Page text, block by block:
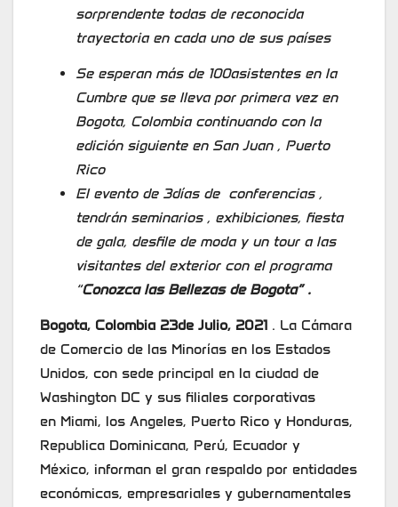
sorprendente todas de reconocida
trayectoria en cada uno de sus países
Se esperan más de 100asistentes en la
Cumbre que se lleva por primera vez en
Bogota, Colombia continuando con la
edición siguiente en San Juan , Puerto
Rico
El evento de 3días de conferencias ,
tendrán seminarios , exhibiciones, fiesta
de gala, desfile de moda y un tour a las
visitantes del exterior con el programa
“Conozca las Bellezas de Bogota” .
Bogota, Colombia 23de Julio, 2021 . La Cámara
de Comercio de las Minorías en los Estados
Unidos, con sede principal en la ciudad de
Washington DC y sus filiales corporativas
en Miami, los Angeles, Puerto Rico y Honduras,
Republica Dominicana, Perú, Ecuador y
México, informan el gran respaldo por entidades
económicas, empresariales y gubernamentales